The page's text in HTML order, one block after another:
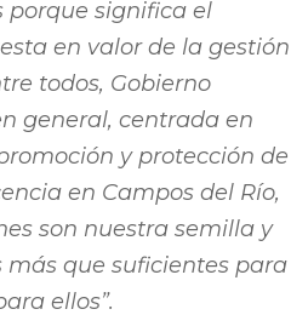
porque significa el
en valor de la gestión
todos, Gobierno
general, centrada en
y protección de
en Campos del Río,
son nuestra semilla y
que suficientes para
ellos”.